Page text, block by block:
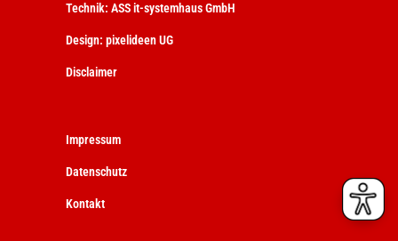
Technik: ASS it-systemhaus GmbH
Design: pixelideen UG
Disclaimer
Impressum
Datenschutz
Kontakt